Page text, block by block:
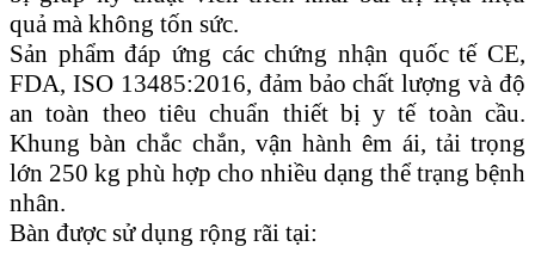
quả mà không tốn sức.
Sản phẩm đáp ứng các chứng nhận quốc tế CE,
FDA, ISO 13485:2016, đảm bảo chất lượng và độ
an toàn theo tiêu chuẩn thiết bị y tế toàn cầu.
Khung bàn chắc chắn, vận hành êm ái, tải trọng
lớn 250 kg phù hợp cho nhiều dạng thể trạng bệnh
nhân.
Bàn được sử dụng rộng rãi tại: